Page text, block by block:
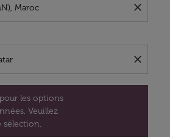
close
close
les options
Veuillez
sélection.